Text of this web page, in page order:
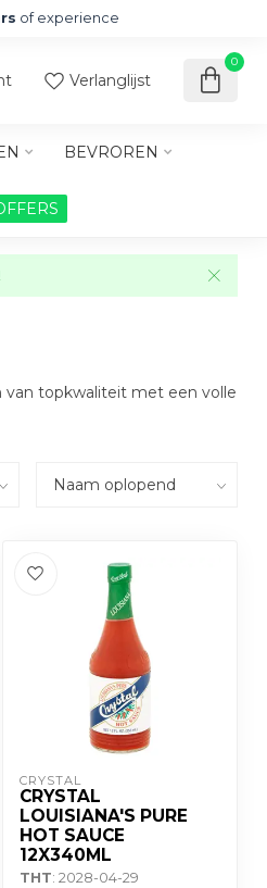
of experience
Verlanglijst
0
BEVROREN
van topkwaliteit met een volle
CRYSTAL
CRYSTAL
LOUISIANA'S PURE
HOT SAUCE
12X340ML
THT: 2028-04-29